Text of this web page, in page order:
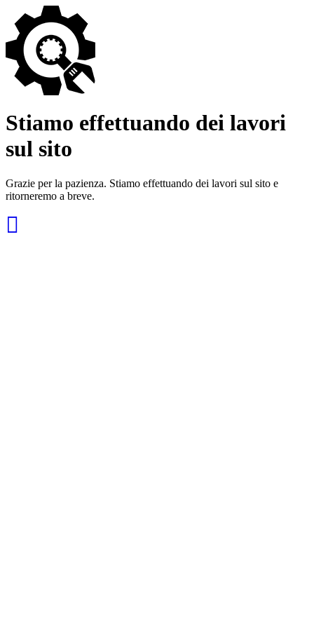
Stiamo effettuando dei lavori
sul sito
Grazie per la pazienza. Stiamo effettuando dei lavori sul sito e
ritorneremo a breve.